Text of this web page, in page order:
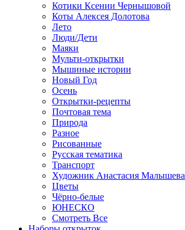
Котики Ксении Чернышовой
Коты Алексея Долотова
Лето
Люди/Дети
Маяки
Мульти-открытки
Мышиные истории
Новый Год
Осень
Открытки-рецепты
Почтовая тема
Природа
Разное
Рисованные
Русская тематика
Транспорт
Художник Анастасия Малышева
Цветы
Чёрно-белые
ЮНЕСКО
Смотреть Все